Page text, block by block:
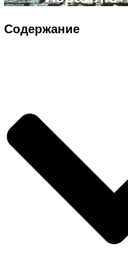
Содержание